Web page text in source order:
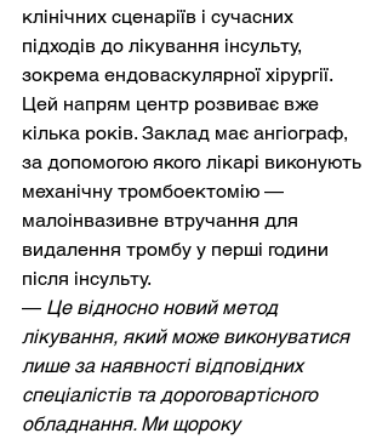
клінічних сценаріїв і сучасних
підходів до лікування інсульту,
зокрема ендоваскулярної хірургії.
Цей напрям центр розвиває вже
кілька років. Заклад має ангіограф,
за допомогою якого лікарі виконують
механічну тромбоектомію —
малоінвазивне втручання для
видалення тромбу у перші години
після інсульту.
— Це відносно новий метод
лікування, який може виконуватися
лише за наявності відповідних
спеціалістів та дороговартісного
обладнання. Ми щороку